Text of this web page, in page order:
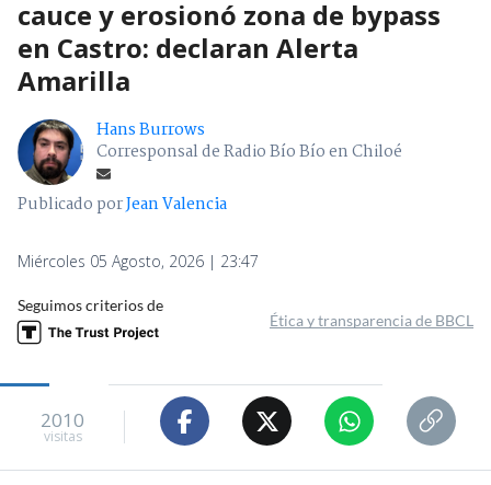
cauce y erosionó zona de bypass
en Castro: declaran Alerta
Amarilla
Hans Burrows
Corresponsal de Radio Bío Bío en Chiloé
Publicado porJean Valencia
Miércoles 05 Agosto, 2026 | 23:47
Seguimos criterios de
Ética y transparencia de BBCL
2010
visitas